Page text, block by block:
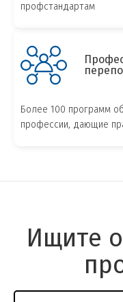
профстандартам
Более 100 программ
профессии, дающие
Ищите